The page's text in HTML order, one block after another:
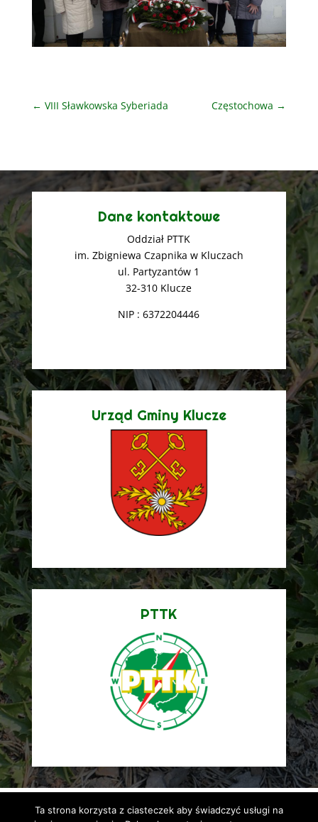
← VIII Sławkowska Syberiada Częstochowa →
Dane kontaktowe
Oddział PTTK
im. Zbigniewa Czapnika w Kluczach
ul. Partyzantów 1
32-310 Klucze
NIP : 6372204446
Urząd Gminy Klucze
PTTK
Ta strona korzysta z ciasteczek aby świadczyć usługi na